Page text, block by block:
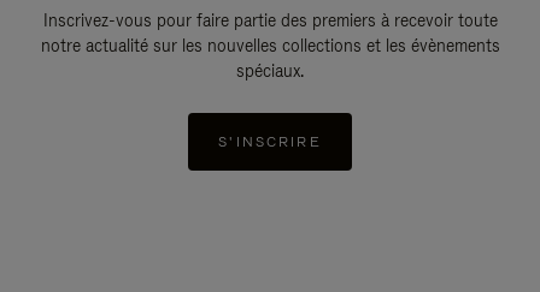
Inscrivez-vous pour faire partie des premiers à recevoir toute
notre actualité sur les nouvelles collections et les évènements
spéciaux.
S'INSCRIRE